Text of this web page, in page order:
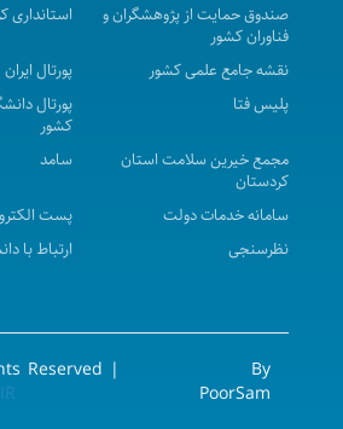
نیازشبکه بهداشت ودرمان شهرستان
آگهی مزایده عمومی ( یک مرحله
عمومی بیمارستان توحید نوبت اول
آگهی مناقصه عمومی ( یک مرحله
نگهداری، راهبری و تعمیرات تاسیسات
پیچی و تحویل دارو به بخش های
صندوق حمایت از پژوهشگران و
فناوران کشور
استانداری
نقشه جامع علمی کشور
پورتال ایران
پلیس فتا
پورتال
کشور
مجمع خیرین سلامت استان
کردستان
سامد
سامانه خدمات دولت
پست
نظرسنجی
ارتباط با
By
PoorSam
Reserved |